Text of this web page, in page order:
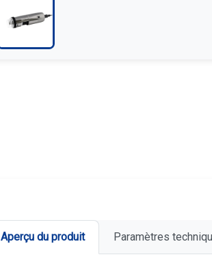
Aperçu du produit Paramètres